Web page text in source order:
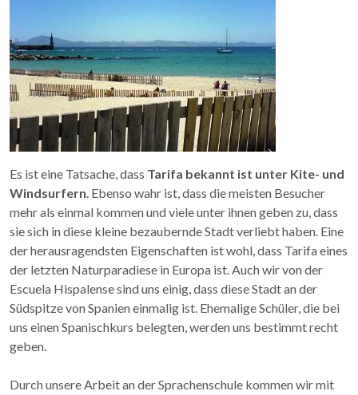
Es ist eine Tatsache, dass Tarifa bekannt ist unter Kite- und
Windsurfern. Ebenso wahr ist, dass die meisten Besucher
mehr als einmal kommen und viele unter ihnen geben zu, dass
sie sich in diese kleine bezaubernde Stadt verliebt haben. Eine
der herausragendsten Eigenschaften ist wohl, dass Tarifa eines
der letzten Naturparadiese in Europa ist. Auch wir von der
Escuela Hispalense sind uns einig, dass diese Stadt an der
Südspitze von Spanien einmalig ist. Ehemalige Schüler, die bei
uns einen Spanischkurs belegten, werden uns bestimmt recht
geben.
Durch unsere Arbeit an der Sprachenschule kommen wir mit